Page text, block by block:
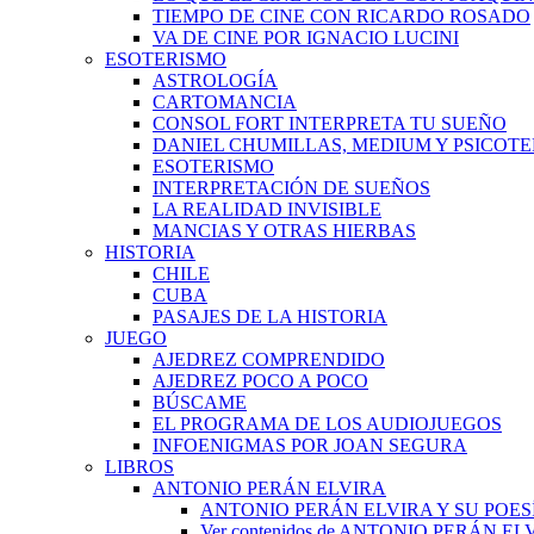
TIEMPO DE CINE CON RICARDO ROSADO
VA DE CINE POR IGNACIO LUCINI
ESOTERISMO
ASTROLOGÍA
CARTOMANCIA
CONSOL FORT INTERPRETA TU SUEÑO
DANIEL CHUMILLAS, MEDIUM Y
ESOTERISMO
INTERPRETACIÓN DE SUEÑOS
LA REALIDAD INVISIBLE
MANCIAS Y OTRAS HIERBAS
HISTORIA
CHILE
CUBA
PASAJES DE LA HISTORIA
JUEGO
AJEDREZ COMPRENDIDO
AJEDREZ POCO A POCO
BÚSCAME
EL PROGRAMA DE LOS AUDIOJUEGOS
INFOENIGMAS POR JOAN SEGURA
LIBROS
ANTONIO PERÁN ELVIRA
ANTONIO PERÁN ELVIRA Y SU